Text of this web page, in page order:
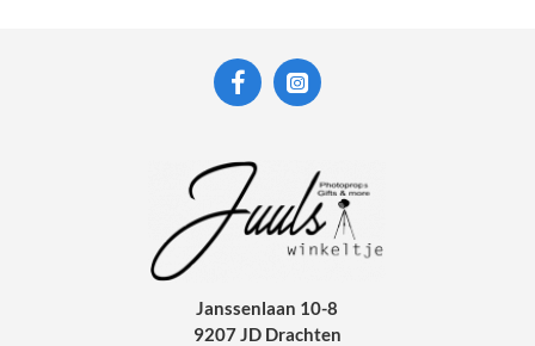
Janssenlaan 10-8
9207 JD Drachten